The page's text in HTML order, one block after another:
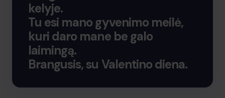
kelyje.
Tu esi mano gyvenimo meilė,
kuri daro mane be galo
laimingą.
Brangusis, su Valentino diena.